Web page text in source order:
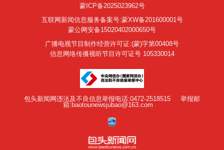
蒙ICP备2025023962号
互联网新闻信息服务备案号:蒙XW备201600001号
蒙公网安备15020402000650号
广播电视节目制作经营许可证:(蒙)字第00408号
信息网络传播视听节目许可证号 105330014
包头新闻网违法及不良信息举报电话:0472-2518515
举报邮
箱:baotounewsjubao@163.com